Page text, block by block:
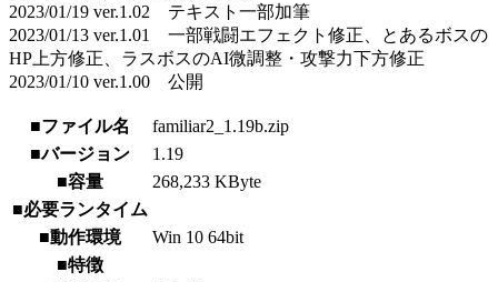
2023/01/19 ver.1.02 テキスト一部加筆
2023/01/13 ver.1.01 一部戦闘エフェクト修正、とあるボスの
HP上方修正、ラスボスのAI微調整・攻撃力下方修正
2023/01/10 ver.1.00 公開
■ファイル名
familiar2_1.19b.zip
■バージョン
1.19
■容量
268,233 KByte
■必要ランタイム
■動作環境
Win 10 64bit
■特徴